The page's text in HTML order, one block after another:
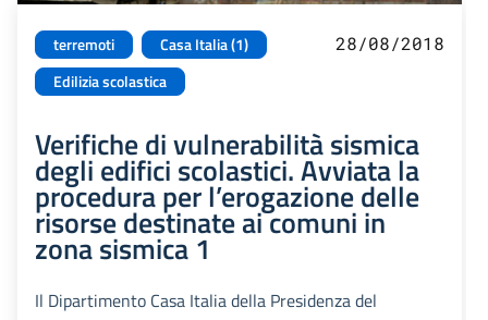
terremoti
Casa Italia (1)
Edilizia scolastica
28/08/2018
Verifiche di vulnerabilità sismica
degli edifici scolastici. Avviata la
procedura per l’erogazione delle
risorse destinate ai comuni in
zona sismica 1
Il Dipartimento Casa Italia della Presidenza del